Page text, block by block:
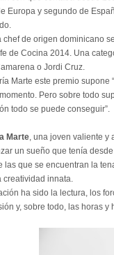
Europa y segundo de
chef de origen dominicano
de Cocina 2014. Una
o Jordi Cruz.
Marte este premio
Pero sobre todo
todo se puede conseguir”.
Marte, una joven valiente y
un sueño que tenía
las que se encuentran la
creatividad innata.
ha sido la lectura, los
y, sobre todo, las horas y